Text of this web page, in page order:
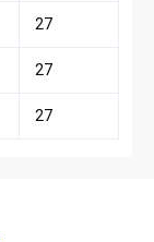
27
27
27